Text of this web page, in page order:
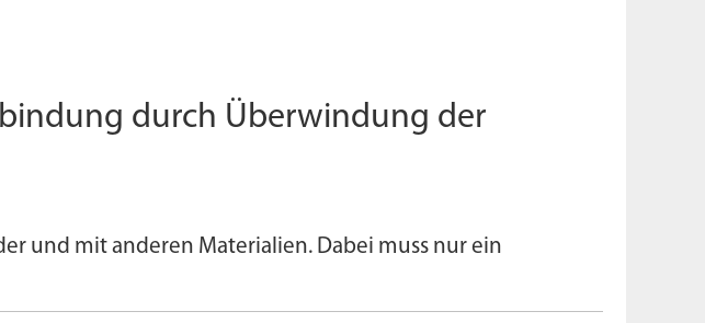
durch Überwindung der
und mit anderen Materialien. Dabei muss nur ein